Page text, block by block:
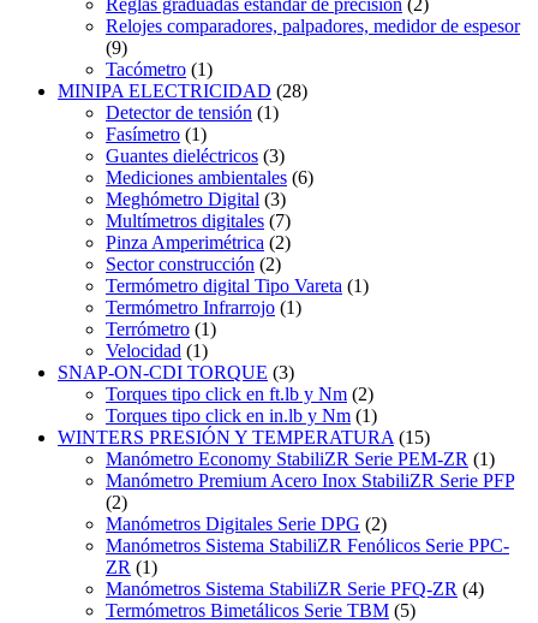
Reglas graduadas estándar de precisión (2)
Relojes comparadores, palpadores, medidor de espesor
(9)
Tacómetro (1)
MINIPA ELECTRICIDAD (28)
Detector de tensión (1)
Fasímetro (1)
Guantes dieléctricos (3)
Mediciones ambientales (6)
Meghómetro Digital (3)
Multímetros digitales (7)
Pinza Amperimétrica (2)
Sector construcción (2)
Termómetro digital Tipo Vareta (1)
Termómetro Infrarrojo (1)
Terrómetro (1)
Velocidad (1)
SNAP-ON-CDI TORQUE (3)
Torques tipo click en ft.lb y Nm (2)
Torques tipo click en in.lb y Nm (1)
WINTERS PRESIÓN Y TEMPERATURA (15)
Manómetro Economy StabiliZR Serie PEM-ZR (1)
Manómetro Premium Acero Inox StabiliZR Serie PFP
(2)
Manómetros Digitales Serie DPG (2)
Manómetros Sistema StabiliZR Fenólicos Serie PPC-
ZR (1)
Manómetros Sistema StabiliZR Serie PFQ-ZR (4)
Termómetros Bimetálicos Serie TBM (5)